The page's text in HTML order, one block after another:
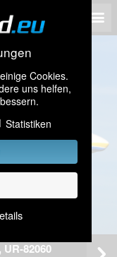
Cookies.
uns helfen,
Statistiken
82060